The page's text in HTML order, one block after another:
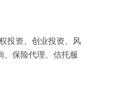
投资、创业投资、风
、保险代理、信托服